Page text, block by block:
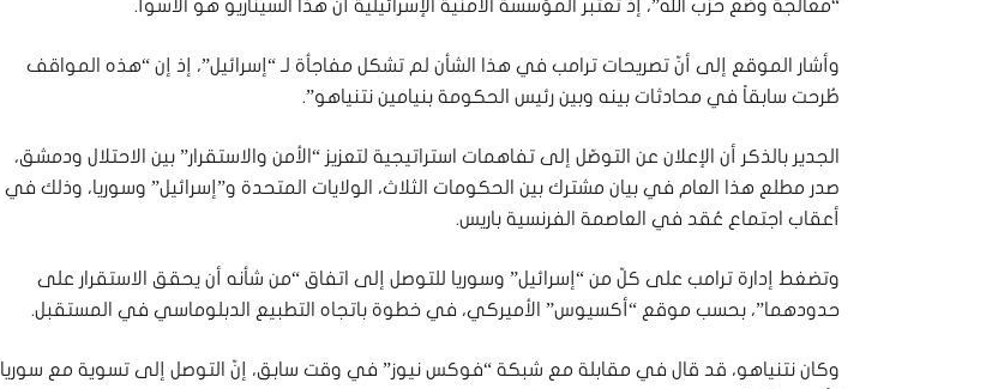
“معالجة وضع حزب الله”، إذ تعتبر المؤسسة الأمنية الإسرائيلية أنّ هذا السيناريو هو الأسوأ.
وأشار الموقع إلى أنّ تصريحات ترامب في هذا الشأن لم تشكل مفاجأة لـ “إسرائيل”، إذ إن “هذه المواقف
طُرحت سابقاً في محادثات بينه وبين رئيس الحكومة بنيامين نتنياهو”.
الجدير بالذكر أن الإعلان عن التوصّل إلى تفاهمات استراتيجية لتعزيز “الأمن والاستقرار” بين الاحتلال ودمشق،
صدر مطلع هذا العام في بيان مشترك بين الحكومات الثلاث، الولايات المتحدة و”إسرائيل” وسوريا، وذلك في
أعقاب اجتماع عُقد في العاصمة الفرنسية باريس.
وتضغط إدارة ترامب على كلّ من “إسرائيل” وسوريا للتوصل إلى اتفاق “من شأنه أن يحقق الاستقرار ​​على
حدودهما”، بحسب موقع “أكسيوس” الأميركي، في خطوة باتجاه التطبيع الدبلوماسي في المستقبل.
وكان نتنياهو، قد قال في مقابلة مع شبكة “فوكس نيوز” في وقت سابق، إنّ التوصل إلى تسوية مع سوريا